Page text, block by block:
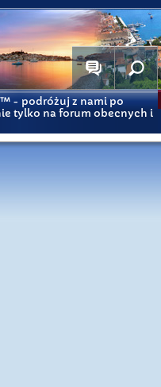
- podróżuj z nami po
tylko na forum obecnych i